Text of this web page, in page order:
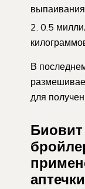
выпаивания.
0.5
В
для
аптечки